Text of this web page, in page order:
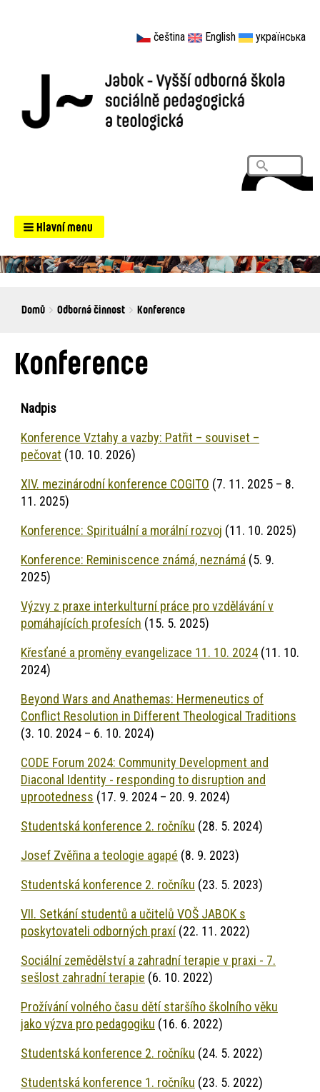
čeština English українська
Search
Hlavní menu
Breadcrumbs
You
Domů Odborná činnost Konference
Konference
Nadpis
Konference Vztahy a vazby: Patřit – souviset –
pečovat (10. 10. 2026)
XIV. mezinárodní konference COGITO (7. 11. 2025 – 8.
11. 2025)
Konference: Spirituální a morální rozvoj (11. 10. 2025)
Konference: Reminiscence známá, neznámá (5. 9.
2025)
Výzvy z praxe interkulturní práce pro vzdělávání v
pomáhajících profesích (15. 5. 2025)
Křesťané a proměny evangelizace 11. 10. 2024 (11. 10.
2024)
Beyond Wars and Anathemas: Hermeneutics of
Conflict Resolution in Different Theological Traditions
(3. 10. 2024 – 6. 10. 2024)
CODE Forum 2024: Community Development and
Diaconal Identity - responding to disruption and
uprootedness (17. 9. 2024 – 20. 9. 2024)
Studentská konference 2. ročníku (28. 5. 2024)
Josef Zvěřina a teologie agapé (8. 9. 2023)
Studentská konference 2. ročníku (23. 5. 2023)
VII. Setkání studentů a učitelů VOŠ JABOK s
poskytovateli odborných praxí(22. 11. 2022)
Sociální zemědělství a zahradní terapie v praxi - 7.
sešlost zahradní terapie (6. 10. 2022)
Prožívání volného času dětí staršího školního věku
jako výzva pro pedagogiku (16. 6. 2022)
Studentská konference 2. ročníku (24. 5. 2022)
Studentská konference 1. ročníku (23. 5. 2022)